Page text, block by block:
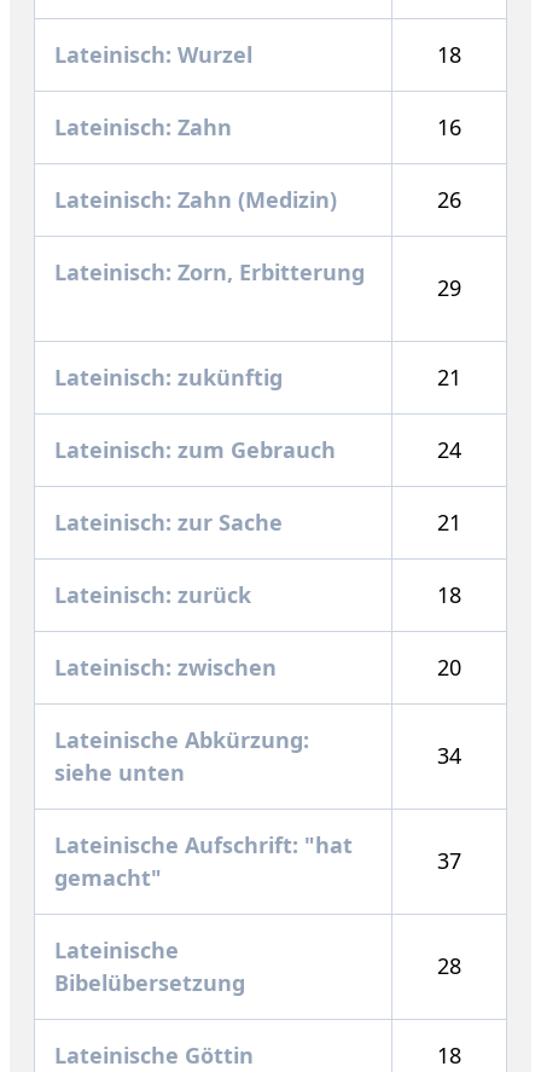
Lateinisch: Wurzel 18
Lateinisch: Zahn 16
Lateinisch: Zahn (Medizin) 26
Lateinisch: Zorn, Erbitterung
29
Lateinisch: zukünftig 21
Lateinisch: zum Gebrauch 24
Lateinisch: zur Sache 21
Lateinisch: zurück 18
Lateinisch: zwischen 20
Lateinische Abkürzung:
siehe unten
34
Lateinische Aufschrift: "hat
gemacht"
37
Lateinische
Bibelübersetzung
28
Lateinische Göttin 18